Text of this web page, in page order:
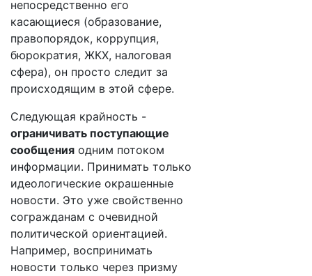
непосредственно его
касающиеся (образование,
правопорядок, коррупция,
бюрократия, ЖКХ, налоговая
сфера), он просто следит за
происходящим в этой сфере.
Следующая крайность -
ограничивать поступающие
сообщения одним потоком
информации. Принимать только
идеологические окрашенные
новости. Это уже свойственно
согражданам с очевидной
политической ориентацией.
Например, воспринимать
новости только через призму